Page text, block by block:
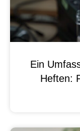
Ein
Heften: